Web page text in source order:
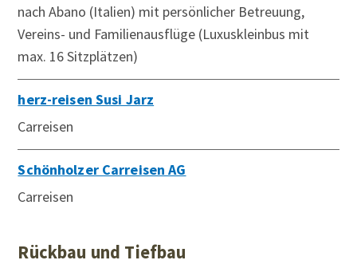
nach Abano (Italien) mit persönlicher Betreuung,
Vereins- und Familienausflüge (Luxuskleinbus mit
max. 16 Sitzplätzen)
herz-reisen Susi Jarz
Carreisen
Schönholzer Carreisen AG
Carreisen
Rückbau und Tiefbau